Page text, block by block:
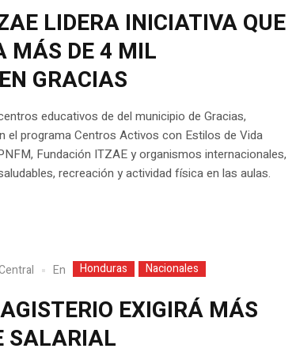
LIDERA INICIATIVA QUE
MÁS DE 4 MIL
GRACIAS
educativos de del municipio de Gracias,
el programa Centros Activos con Estilos de Vida
Fundación ITZAE y organismos internacionales,
recreación y actividad física en las aulas.
En Honduras Nacionales
EXIGIRÁ MÁS
SALARIAL